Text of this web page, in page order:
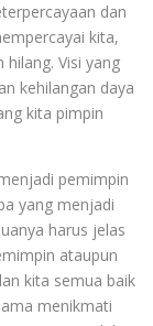
dan
kita,
Visi yang
kehilangan daya
kita pimpin
pemimpin
yang menjadi
harus jelas
ataupun
kita semua baik
menikmati